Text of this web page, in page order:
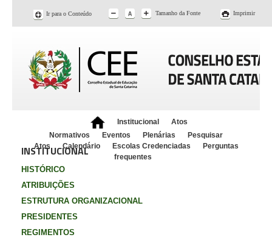
Ir para o Conteúdo Tamanho da Fonte Imprimir
Institucional
Atos
Normativos
Eventos Plenárias
Pesquisar
Atos
Calendário Escolas Credenciadas
Perguntas
frequentes
INSTITUCIONAL
HISTÓRICO
ATRIBUIÇÕES
ESTRUTURA ORGANIZACIONAL
PRESIDENTES
REGIMENTOS